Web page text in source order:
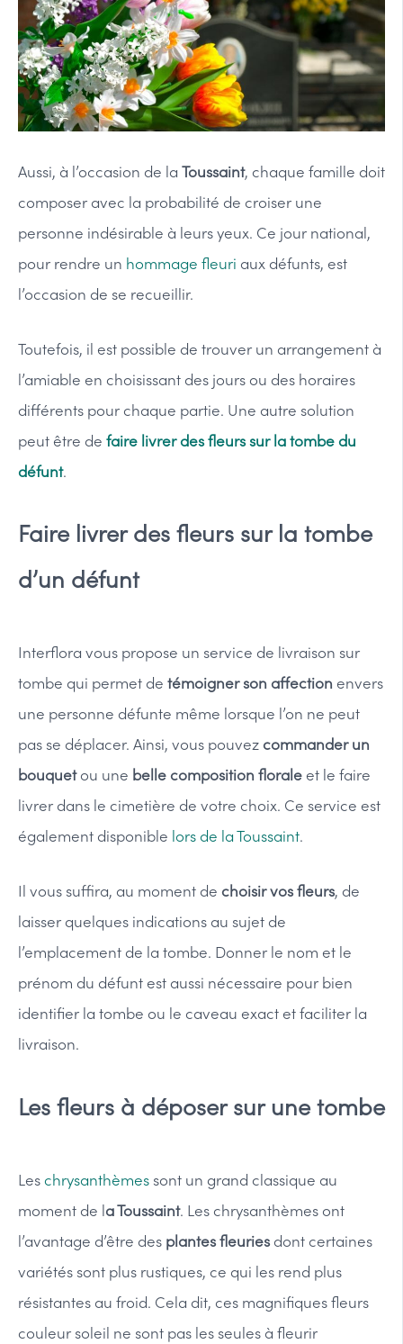
Aussi, à l’occasion de la Toussaint, chaque famille doit
composer avec la probabilité de croiser une
personne indésirable à leurs yeux. Ce jour national,
pour rendre un hommage fleuri aux défunts, est
l’occasion de se recueillir.
Toutefois, il est possible de trouver un arrangement à
l’amiable en choisissant des jours ou des horaires
différents pour chaque partie. Une autre solution
peut être de faire livrer des fleurs sur la tombe du
défunt.
Faire livrer des fleurs sur la tombe
d’un défunt
Interflora vous propose un service de livraison sur
tombe qui permet de témoigner son affection envers
une personne défunte même lorsque l’on ne peut
pas se déplacer. Ainsi, vous pouvezcommander un
bouquetou une belle composition florale et le faire
livrer dans le cimetière de votre choix. Ce service est
également disponible lors de la Toussaint.
Il vous suffira, au moment de choisir vos fleurs, de
laisser quelques indications au sujet de
l’emplacement de la tombe. Donner le nom et le
prénom du défunt est aussi nécessaire pour bien
identifier la tombe ou le caveau exact et faciliter la
livraison.
Les fleurs à déposer sur une tombe
Leschrysanthèmes sont un grand classique au
moment de la Toussaint. Les chrysanthèmes ont
l’avantage d’être des plantes fleuriesdont certaines
variétés sont plus rustiques, ce qui les rend plus
résistantes au froid. Cela dit, ces magnifiques fleurs
couleur soleil ne sont pas les seules à fleurir